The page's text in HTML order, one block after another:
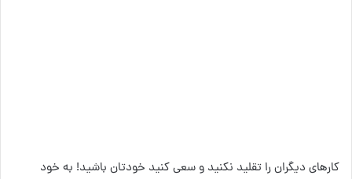
کارهای دیگران را تقلید نکنید و سعی کنید خودتان باشید! به خود